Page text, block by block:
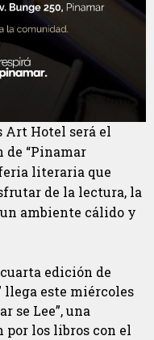
Art Hotel será el
de “Pinamar
literaria que
de la lectura, la
ambiente cálido y
edición de
llega este miércoles
se Lee”, una
por los libros con el